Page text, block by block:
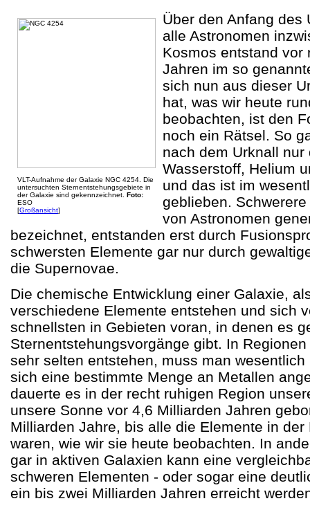
VLT-Aufnahme der Galaxie NGC 4254. Die
untersuchten Sternentstehungsgebiete in
der Galaxie sind gekennzeichnet. Foto:
ESO
[Großansicht]
Über den Anfang des
alle Astronomen
Kosmos entstand vor
Jahren im so
sich nun aus dieser
hat, was wir heute
beobachten, ist den
noch ein Rätsel. So
nach dem Urknall nur
Wasserstoff, Helium
und das ist im
geblieben.
von Astronomen
bezeichnet, entstanden erst durch
schwersten Elemente gar nur durch
die Supernovae.
Die chemische Entwicklung einer Galaxie,
verschiedene Elemente entstehen und sich
schnellsten in Gebieten voran, in denen es
Sternentstehungsvorgänge gibt. In
sehr selten entstehen, muss man
sich eine bestimmte Menge an Metallen
dauerte es in der recht ruhigen Region
unsere Sonne vor 4,6 Milliarden Jahren
Milliarden Jahre, bis alle die Elemente in
waren, wie wir sie heute beobachten. In
gar in aktiven Galaxien kann eine
schweren Elementen - oder sogar eine
ein bis zwei Milliarden Jahren erreicht